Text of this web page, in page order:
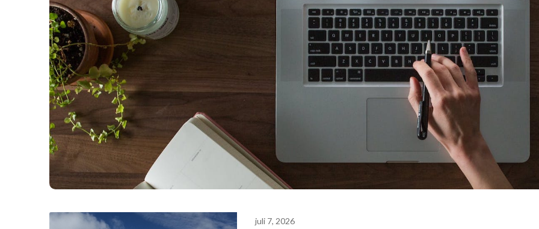
Takemusu.dk
juli 7, 2026